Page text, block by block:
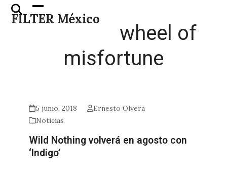
Skip
FILTER México
Open
mobile
Close
mobile
wheel of
misfortune
5 junio, 2018
Ernesto Olvera
Noticias
Wild Nothing volverá en agosto con
‘Indigo’